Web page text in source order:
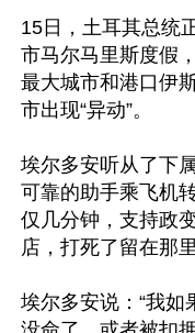
15日，土耳其总统
市马尔马里斯度假
最大城市和港口伊
市出现“异动”。
埃尔多安听从了下
可靠的助手乘飞机
仅几分钟，支持政
店，打死了留在那
埃尔多安说：“我